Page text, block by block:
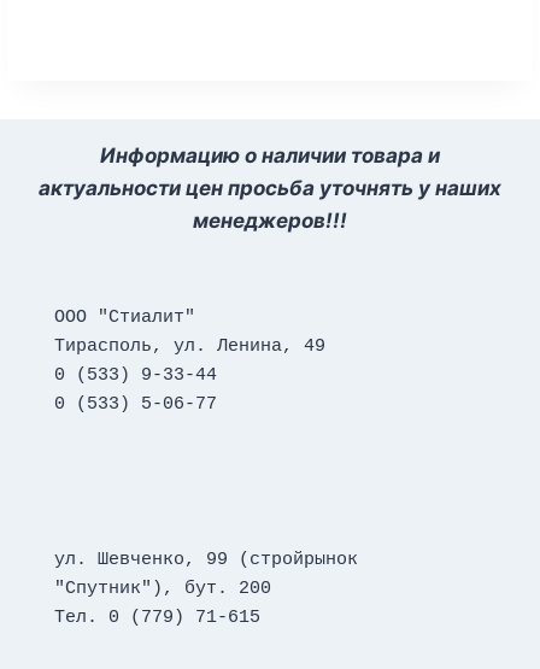
Информацию о наличии товара и
актуальности цен просьба уточнять у наших
менеджеров!!!
ООО "Стиалит"
Тирасполь, ул. Ленина, 49
0 (533) 9-33-44
0 (533) 5-06-77
ул. Шевченко, 99 (стройрынок
"Спутник"), бут. 200
Тел. 0 (779) 71-615